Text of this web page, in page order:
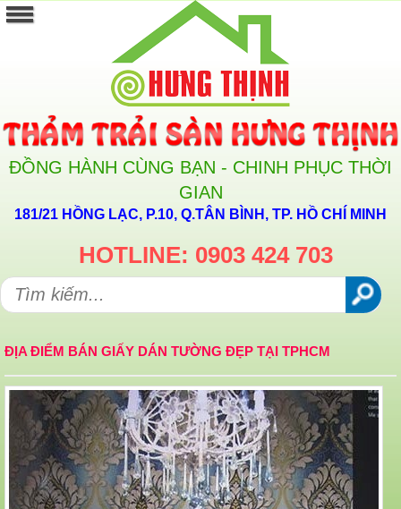
ĐỒNG HÀNH CÙNG BẠN - CHINH PHỤC THỜI
GIAN
181/21 HỒNG LẠC, P.10, Q.TÂN BÌNH, TP. HỒ CHÍ MINH
HOTLINE: 0903 424 703
ĐỊA ĐIỂM BÁN GIẤY DÁN TƯỜNG ĐẸP TẠI TPHCM